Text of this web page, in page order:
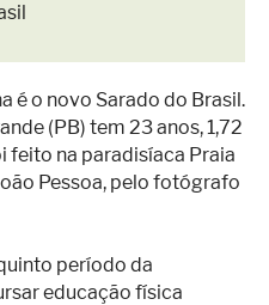
é o novo Sarado do Brasil.
(PB) tem 23 anos, 1,72
feito na paradisíaca Praia
Pessoa, pelo fotógrafo
período da
educação física